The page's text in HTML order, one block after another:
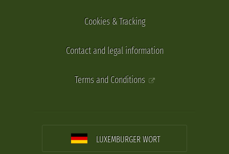
Cookies & Tracking
Contact and legal information
Terms and Conditions
LUXEMBURGER WORT